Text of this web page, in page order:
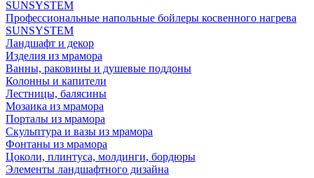
SUNSYSTEM
Профессиональные напольные бойлеры косвенного нагрева
SUNSYSTEM
Ландшафт и декор
Изделия из мрамора
Ванны, раковины и душевые поддоны
Колонны и капители
Лестницы, балясины
Мозаика из мрамора
Порталы из мрамора
Скульптура и вазы из мрамора
Фонтаны из мрамора
Цоколи, плинтуса, молдинги, бордюры
Элементы ландшафтного дизайна